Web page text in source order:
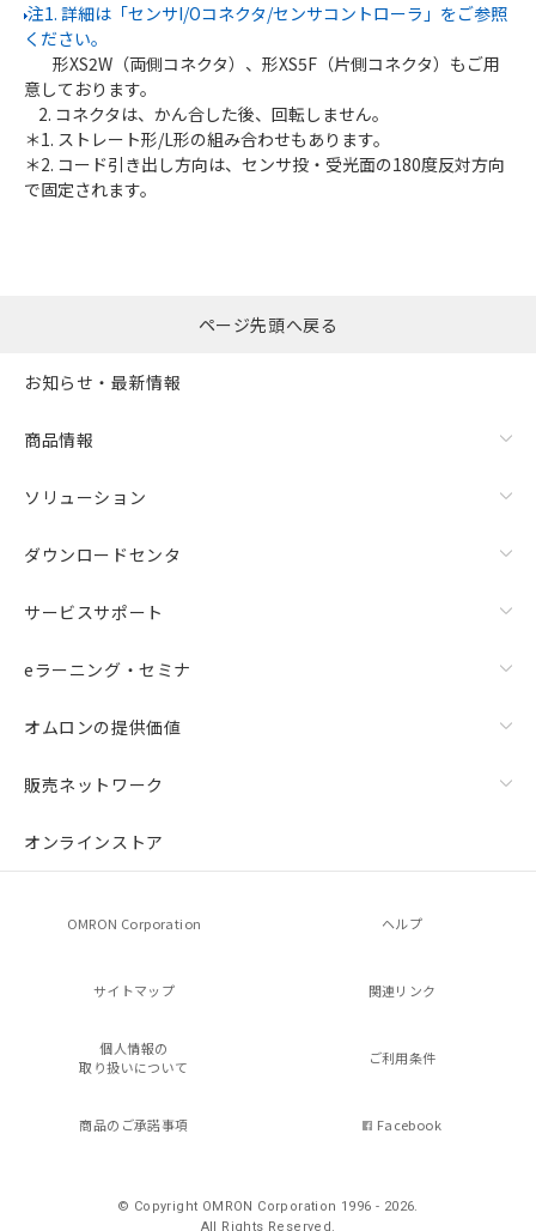
注1. 詳細は「センサI/Oコネクタ/センサコントローラ」をご参照
ください。
形XS2W（両側コネクタ）、形XS5F（片側コネクタ）もご用
意しております。
2. コネクタは、かん合した後、回転しません。
＊1. ストレート形/L形の組み合わせもあります。
＊2. コード引き出し方向は、センサ投・受光面の180度反対方向
で固定されます。
ページ先頭へ戻る
お知らせ・最新情報
商品情報
ソリューション
ダウンロードセンタ
サービスサポート
eラーニング・セミナ
オムロンの提供価値
販売ネットワーク
オンラインストア
OMRON Corporation ヘルプ
サイトマップ 関連リンク
個人情報の
取り扱いについて
ご利用条件
商品のご承諾事項 Facebook
© Copyright OMRON Corporation 1996 - 2026.
All Rights Reserved.